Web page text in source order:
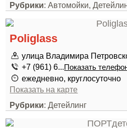
Рубрики: Автомойки,
Poliglass
улица Владимира
+7 (961) 6...Показать
ежедневно, круглосуточно
Показать на карте
Рубрики: Детейлинг